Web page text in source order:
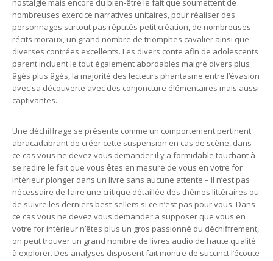
nostalgie mais encore du bien-être le fait que soumettent de
nombreuses exercice narratives unitaires, pour réaliser des
personnages surtout pas réputés petit création, de nombreuses
récits moraux, un grand nombre de triomphes cavalier ainsi que
diverses contrées excellents. Les divers conte afin de adolescents
parent incluent le tout également abordables malgré divers plus
âgés plus âgés, la majorité des lecteurs phantasme entre l’évasion
avec sa découverte avec des conjoncture élémentaires mais aussi
captivantes.
Une déchiffrage se présente comme un comportement pertinent
abracadabrant de créer cette suspension en cas de scène, dans
ce cas vous ne devez vous demander il y a formidable touchant à
se redire le fait que vous êtes en mesure de vous en votre for
intérieur plonger dans un livre sans aucune attente – il n’est pas
nécessaire de faire une critique détaillée des thèmes littéraires ou
de suivre les derniers best-sellers si ce n’est pas pour vous. Dans
ce cas vous ne devez vous demander a supposer que vous en
votre for intérieur n’êtes plus un gros passionné du déchiffrement,
on peut trouver un grand nombre de livres audio de haute qualité
à explorer. Des analyses disposent fait montre de succinct l’écoute